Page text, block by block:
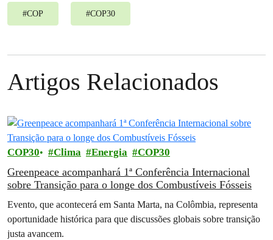
#COP #COP30
Artigos Relacionados
COP30 Clima Energia COP30
Greenpeace acompanhará 1ª Conferência Internacional
sobre Transição para o longe dos Combustíveis Fósseis
Evento, que acontecerá em Santa Marta, na Colômbia, representa
oportunidade histórica para que discussões globais sobre transição
justa avancem.